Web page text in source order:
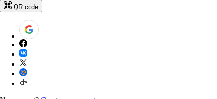
QR code